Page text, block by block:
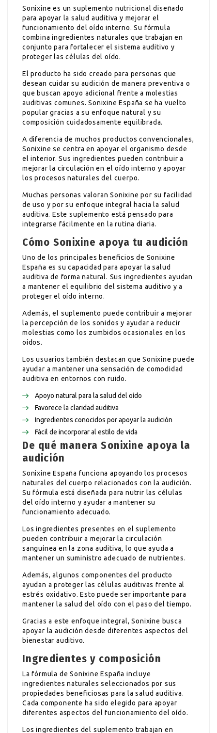
Sonixine es un suplemento nutricional diseñado
para apoyar la salud auditiva y mejorar el
funcionamiento del oído interno. Su fórmula
combina ingredientes naturales que trabajan en
conjunto para fortalecer el sistema auditivo y
proteger las células del oído.
El producto ha sido creado para personas que
desean cuidar su audición de manera preventiva o
que buscan apoyo adicional frente a molestias
auditivas comunes. Sonixine España se ha vuelto
popular gracias a su enfoque natural y su
composición cuidadosamente equilibrada.
A diferencia de muchos productos convencionales,
Sonixine se centra en apoyar el organismo desde
el interior. Sus ingredientes pueden contribuir a
mejorar la circulación en el oído interno y apoyar
los procesos naturales del cuerpo.
Muchas personas valoran Sonixine por su facilidad
de uso y por su enfoque integral hacia la salud
auditiva. Este suplemento está pensado para
integrarse fácilmente en la rutina diaria.
Cómo Sonixine apoya tu audición
Uno de los principales beneficios de Sonixine
España es su capacidad para apoyar la salud
auditiva de forma natural. Sus ingredientes ayudan
a mantener el equilibrio del sistema auditivo y a
proteger el oído interno.
Además, el suplemento puede contribuir a mejorar
la percepción de los sonidos y ayudar a reducir
molestias como los zumbidos ocasionales en los
oídos.
Los usuarios también destacan que Sonixine puede
ayudar a mantener una sensación de comodidad
auditiva en entornos con ruido.
Apoyo natural para la salud del oído
Favorece la claridad auditiva
Ingredientes conocidos por apoyar la audición
Fácil de incorporar al estilo de vida
De qué manera Sonixine apoya la
audición
Sonixine España funciona apoyando los procesos
naturales del cuerpo relacionados con la audición.
Su fórmula está diseñada para nutrir las células
del oído interno y ayudar a mantener su
funcionamiento adecuado.
Los ingredientes presentes en el suplemento
pueden contribuir a mejorar la circulación
sanguínea en la zona auditiva, lo que ayuda a
mantener un suministro adecuado de nutrientes.
Además, algunos componentes del producto
ayudan a proteger las células auditivas frente al
estrés oxidativo. Esto puede ser importante para
mantener la salud del oído con el paso del tiempo.
Gracias a este enfoque integral, Sonixine busca
apoyar la audición desde diferentes aspectos del
bienestar auditivo.
Ingredientes y composición
La fórmula de Sonixine España incluye
ingredientes naturales seleccionados por sus
propiedades beneficiosas para la salud auditiva.
Cada componente ha sido elegido para apoyar
diferentes aspectos del funcionamiento del oído.
Los ingredientes del suplemento trabajan en